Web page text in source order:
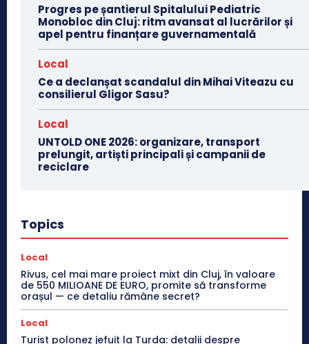
Progres pe șantierul Spitalului Pediatric
Monobloc din Cluj: ritm avansat al lucrărilor și
apel pentru finanțare guvernamentală
Local
Ce a declanșat scandalul din Mihai Viteazu cu
consilierul Gligor Sasu?
Local
UNTOLD ONE 2026: organizare, transport
prelungit, artiști principali și campanii de
reciclare
Topics
Local
Rivus, cel mai mare proiect mixt din Cluj, în valoare
de 550 MILIOANE DE EURO, promite să transforme
orașul — ce detaliu rămâne secret?
Local
Turist polonez jefuit la Turda: detalii despre